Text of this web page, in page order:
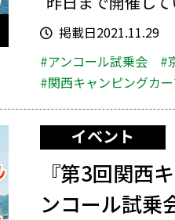
掲載日2021.11.29
#アンコール試乗会
#
#関西キャンピングカ
イベント
『第3回関西
ンコール試乗